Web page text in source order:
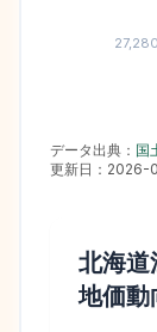
27,280
データ出典： 国
更新日： 2026-
北海道
地価動